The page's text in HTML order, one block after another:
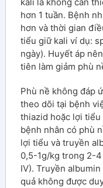
hơn 1 tuần. Bệnh
hơn và thời gian
tiểu giữ kali ví dụ:
ngày). Huyết áp
tiên làm giảm phù
Phù nề không đáp
theo dõi tại bệnh
thiazid hoặc lợi
bệnh nhân có phù
lợi tiểu và truyền
0,5-1g/kg trong 2-
IV). Truyền
quả không được